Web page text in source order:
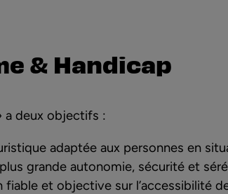
& Handicap
a deux objectifs :
adaptée aux personnes en
grande autonomie, sécurité et
et objective sur l’accessibilité